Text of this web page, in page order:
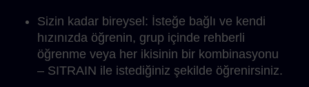
Sizin kadar bireysel: İsteğe bağlı ve kendi
hızınızda öğrenin, grup içinde rehberli
öğrenme veya her ikisinin bir kombinasyonu
– SITRAIN ile istediğiniz şekilde öğrenirsiniz.